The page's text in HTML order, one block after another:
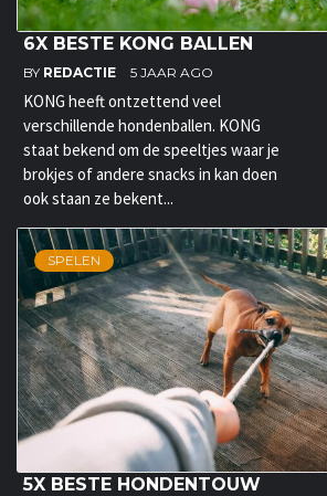
6X BESTE KONG BALLEN
BY REDACTIE 5 JAAR AGO
KONG heeft ontzettend veel
verschillende hondenballen. KONG
staat bekend om de speeltjes waar je
brokjes of andere snacks in kan doen
ook staan ze bekent...
SPELEN
5X BESTE HONDENTOUW